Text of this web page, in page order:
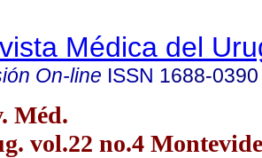
Médica del
On-line ISSN 1688-0390
Méd.
vol.22 no.4